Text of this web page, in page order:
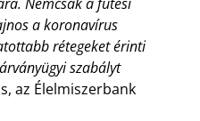
a koronavírus
rétegeket érinti
szabályt
az Élelmiszerbank